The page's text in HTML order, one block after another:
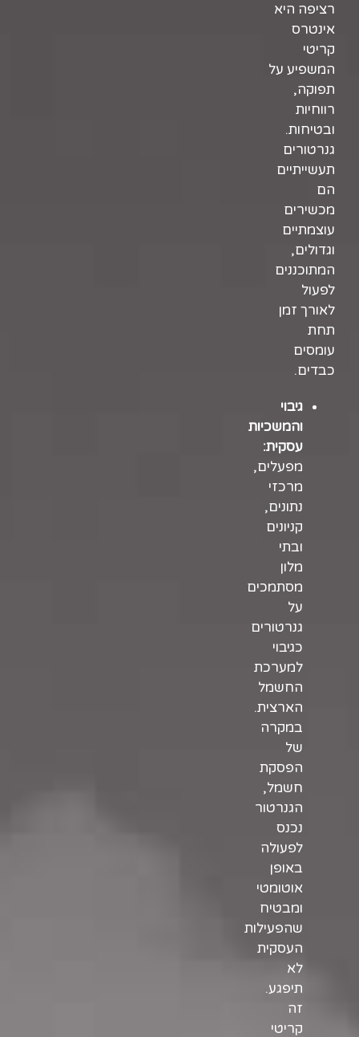
רציפה היא
אינטרס
קריטי
המשפיע על
תפוקה,
רווחיות
ובטיחות.
גנרטורים
תעשייתיים
הם
מכשירים
עוצמתיים
וגדולים,
המתוכננים
לפעול
לאורך זמן
תחת
עומסים
כבדים.
גיבוי
והמשכיות
עסקית:
מפעלים,
מרכזי
נתונים,
קניונים
ובתי
מלון
מסתמכים
על
גנרטורים
כגיבוי
למערכת
החשמל
הארצית.
במקרה
של
הפסקת
חשמל,
הגנרטור
נכנס
לפעולה
באופן
אוטומטי
ומבטיח
שהפעילות
העסקית
לא
תיפגע.
זה
קריטי